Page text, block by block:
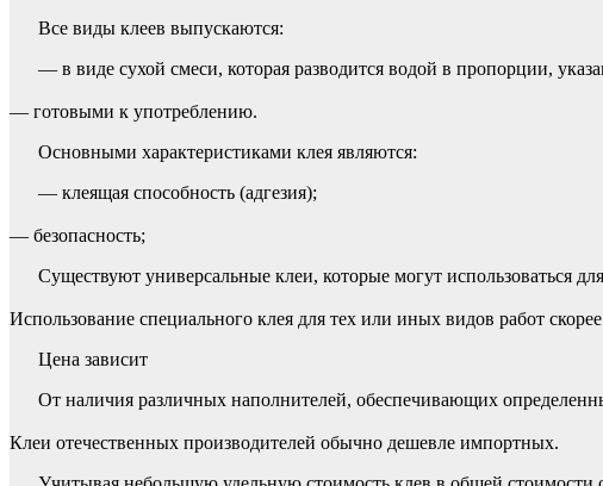
Все виды клеев выпускаются:
— в виде сухой смеси, которая разводится водой в пропорции,
— готовыми к употреблению.
Основными характеристиками клея являются:
— клеящая способность (адгезия);
— безопасность;
Существуют универсальные клеи, которые могут использоваться
Использование специального клея для тех или иных видов работ
Цена зависит
От наличия различных наполнителей, обеспечивающих
Клеи отечественных производителей обычно дешевле импортных.